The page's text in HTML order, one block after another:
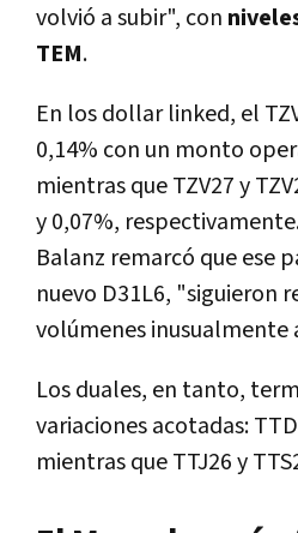
volvió a subir", con
TEM.
En los dollar linked, el
0,14% con un monto
mientras que TZV27 y
y 0,07%,
Balanz remarcó que ese
nuevo D31L6, "siguieron
volúmenes inusualmente
Los duales, en tanto,
variaciones acotadas:
mientras que TTJ26 y